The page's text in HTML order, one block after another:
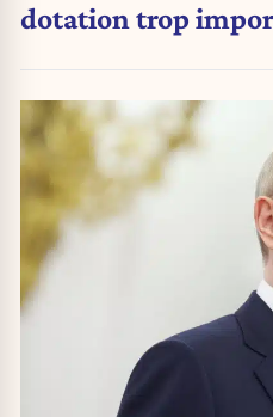
dotation trop
médias privés »